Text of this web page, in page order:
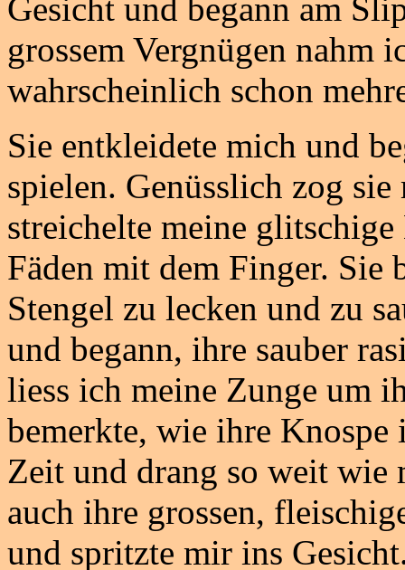
Gesicht und begann am
grossem Vergnügen nahm
wahrscheinlich schon
Sie entkleidete mich und
spielen. Genüsslich zog
streichelte meine
Fäden mit dem Finger. Sie
Stengel zu lecken und zu
und begann, ihre sauber
liess ich meine Zunge um
bemerkte, wie ihre
Zeit und drang so weit wie
auch ihre grossen,
und spritzte mir ins